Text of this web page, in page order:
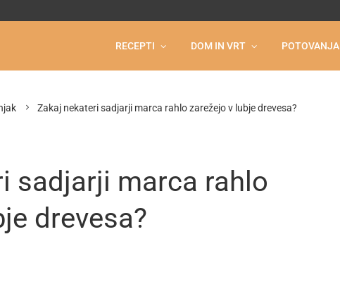
RECEPTI DOM IN VRT POTOVANJA
Zakaj nekateri sadjarji marca rahlo zarežejo v lubje drevesa?
sadjarji marca rahlo
drevesa?